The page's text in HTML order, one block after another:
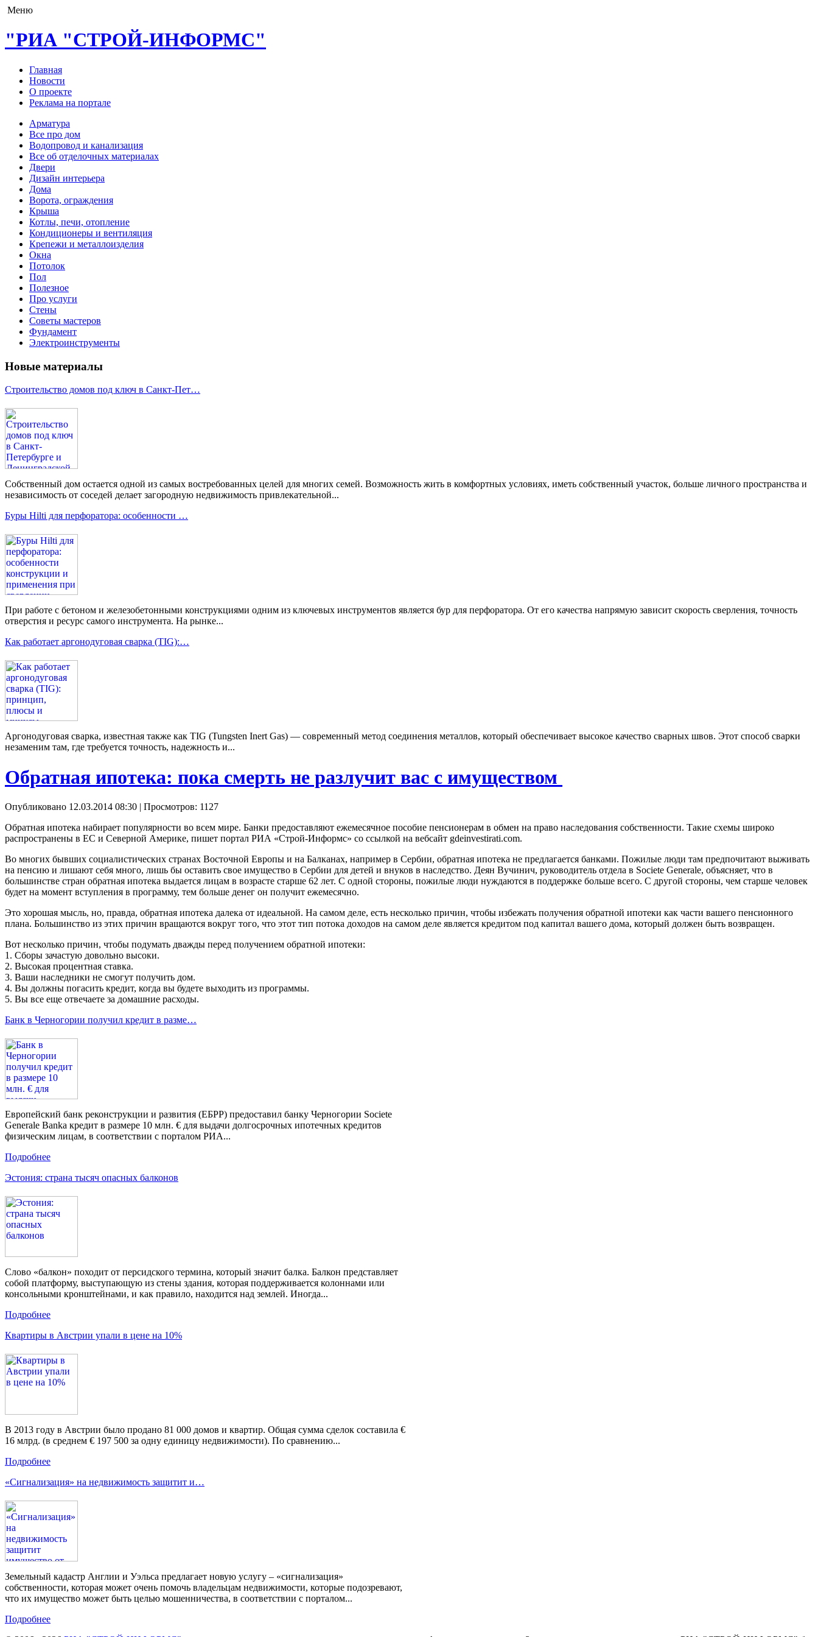
Меню
"РИА "СТРОЙ-ИНФОРМС"
Главная
Новости
О проекте
Реклама на портале
Арматура
Все про дом
Водопровод и канализация
Все об отделочных материалах
Двери
Дизайн интерьера
Дома
Ворота, ограждения
Крыша
Котлы, печи, отопление
Кондиционеры и вентиляция
Крепежи и металлоизделия
Окна
Потолок
Пол
Полезное
Про услуги
Стены
Советы мастеров
Фундамент
Электроинструменты
Новые материалы
Строительство домов под ключ в Санкт-Пет…
Собственный дом остается одной из самых востребованных целей для многих семей. Возможность жить в комфортных условиях, иметь собственный участок, больше личного пространства и
независимость от соседей делает загородную недвижимость привлекательной...
Буры Hilti для перфоратора: особенности …
При работе с бетоном и железобетонными конструкциями одним из ключевых инструментов является бур для перфоратора. От его качества напрямую зависит скорость сверления, точность
отверстия и ресурс самого инструмента. На рынке...
Как работает аргонодуговая сварка (TIG):…
Аргонодуговая сварка, известная также как TIG (Tungsten Inert Gas) — современный метод соединения металлов, который обеспечивает высокое качество сварных швов. Этот способ сварки
незаменим там, где требуется точность, надежность и...
Обратная ипотека: пока смерть не разлучит вас с имуществом
Опубликовано 12.03.2014 08:30 | Просмотров: 1127
Обратная ипотека набирает популярности во всем мире. Банки предоставляют ежемесячное пособие пенсионерам в обмен на право наследования собственности. Такие схемы широко
распространены в ЕС и Северной Америке, пишет портал РИА «Строй-Информс» со ссылкой на вебсайт gdeinvestirati.com.
Во многих бывших социалистических странах Восточной Европы и на Балканах, например в Сербии, обратная ипотека не предлагается банками. Пожилые люди там предпочитают выживать
на пенсию и лишают себя много, лишь бы оставить свое имущество в Сербии для детей и внуков в наследство. Деян Вучинич, руководитель отдела в Societe Generale, объясняет, что в
большинстве стран обратная ипотека выдается лицам в возрасте старше 62 лет. С одной стороны, пожилые люди нуждаются в поддержке больше всего. С другой стороны, чем старше человек
будет на момент вступления в программу, тем больше денег он получит ежемесячно.
Это хорошая мысль, но, правда, обратная ипотека далека от идеальной. На самом деле, есть несколько причин, чтобы избежать получения обратной ипотеки как части вашего пенсионного
плана. Большинство из этих причин вращаются вокруг того, что этот тип потока доходов на самом деле является кредитом под капитал вашего дома, который должен быть возвращен.
Вот несколько причин, чтобы подумать дважды перед получением обратной ипотеки:
1. Сборы зачастую довольно высоки.
2. Высокая процентная ставка.
3. Ваши наследники не смогут получить дом.
4. Вы должны погасить кредит, когда вы будете выходить из программы.
5. Вы все еще отвечаете за домашние расходы.
Банк в Черногории получил кредит в разме…
Европейский банк реконструкции и развития (ЕБРР) предоставил банку Черногории Societe
Generale Banka кредит в размере 10 млн. € для выдачи долгосрочных ипотечных кредитов
физическим лицам, в соответствии с порталом РИА...
Подробнее
Эстония: страна тысяч опасных балконов
Слово «балкон» походит от персидского термина, который значит балка. Балкон представляет
собой платформу, выступающую из стены здания, которая поддерживается колоннами или
консольными кронштейнами, и как правило, находится над землей. Иногда...
Подробнее
Квартиры в Австрии упали в цене на 10%
В 2013 году в Австрии было продано 81 000 домов и квартир. Общая сумма сделок составила €
16 млрд. (в среднем € 197 500 за одну единицу недвижимости). По сравнению...
Подробнее
«Сигнализация» на недвижимость защитит и…
Земельный кадастр Англии и Уэльса предлагает новую услугу – «сигнализация»
собственности, которая может очень помочь владельцам недвижимости, которые подозревают,
что их имущество может быть целью мошенничества, в соответствии с порталом...
Подробнее